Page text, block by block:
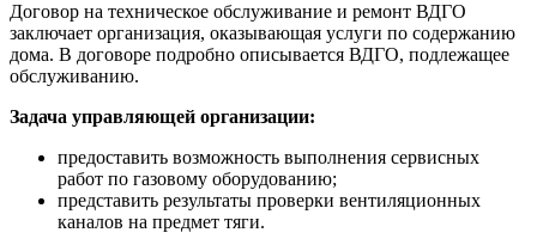
Договор на техническое обслуживание и ремонт ВДГО
заключает организация, оказывающая услуги по содержанию
дома. В договоре подробно описывается ВДГО, подлежащее
обслуживанию.
Задача управляющей организации:
предоставить возможность выполнения сервисных
работ по газовому оборудованию;
представить результаты проверки вентиляционных
каналов на предмет тяги.